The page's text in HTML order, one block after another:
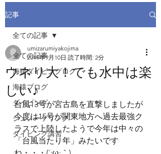
記事
全ての記事
海猿ダイビングログ
海猿ブログ
ダイビング
シュノーケリング
ダイビング講習
全ての記事
ウネリ大！でも水中は楽
しい♪
umizarumiyakojima
2019年9月10日 読了時間: 2分
台風13号が宮古島を直撃しましたが
今度は15号が関東地方へ過去最強ク
ラスで上陸したようで今年は中々の
「台風当たり年」みたいです